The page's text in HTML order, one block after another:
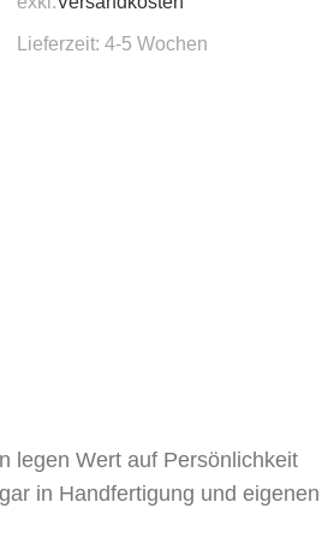
Lieferzeit:4-5 Wochen
legen Wert auf Persönlichkeit
in Handfertigung und eigenen